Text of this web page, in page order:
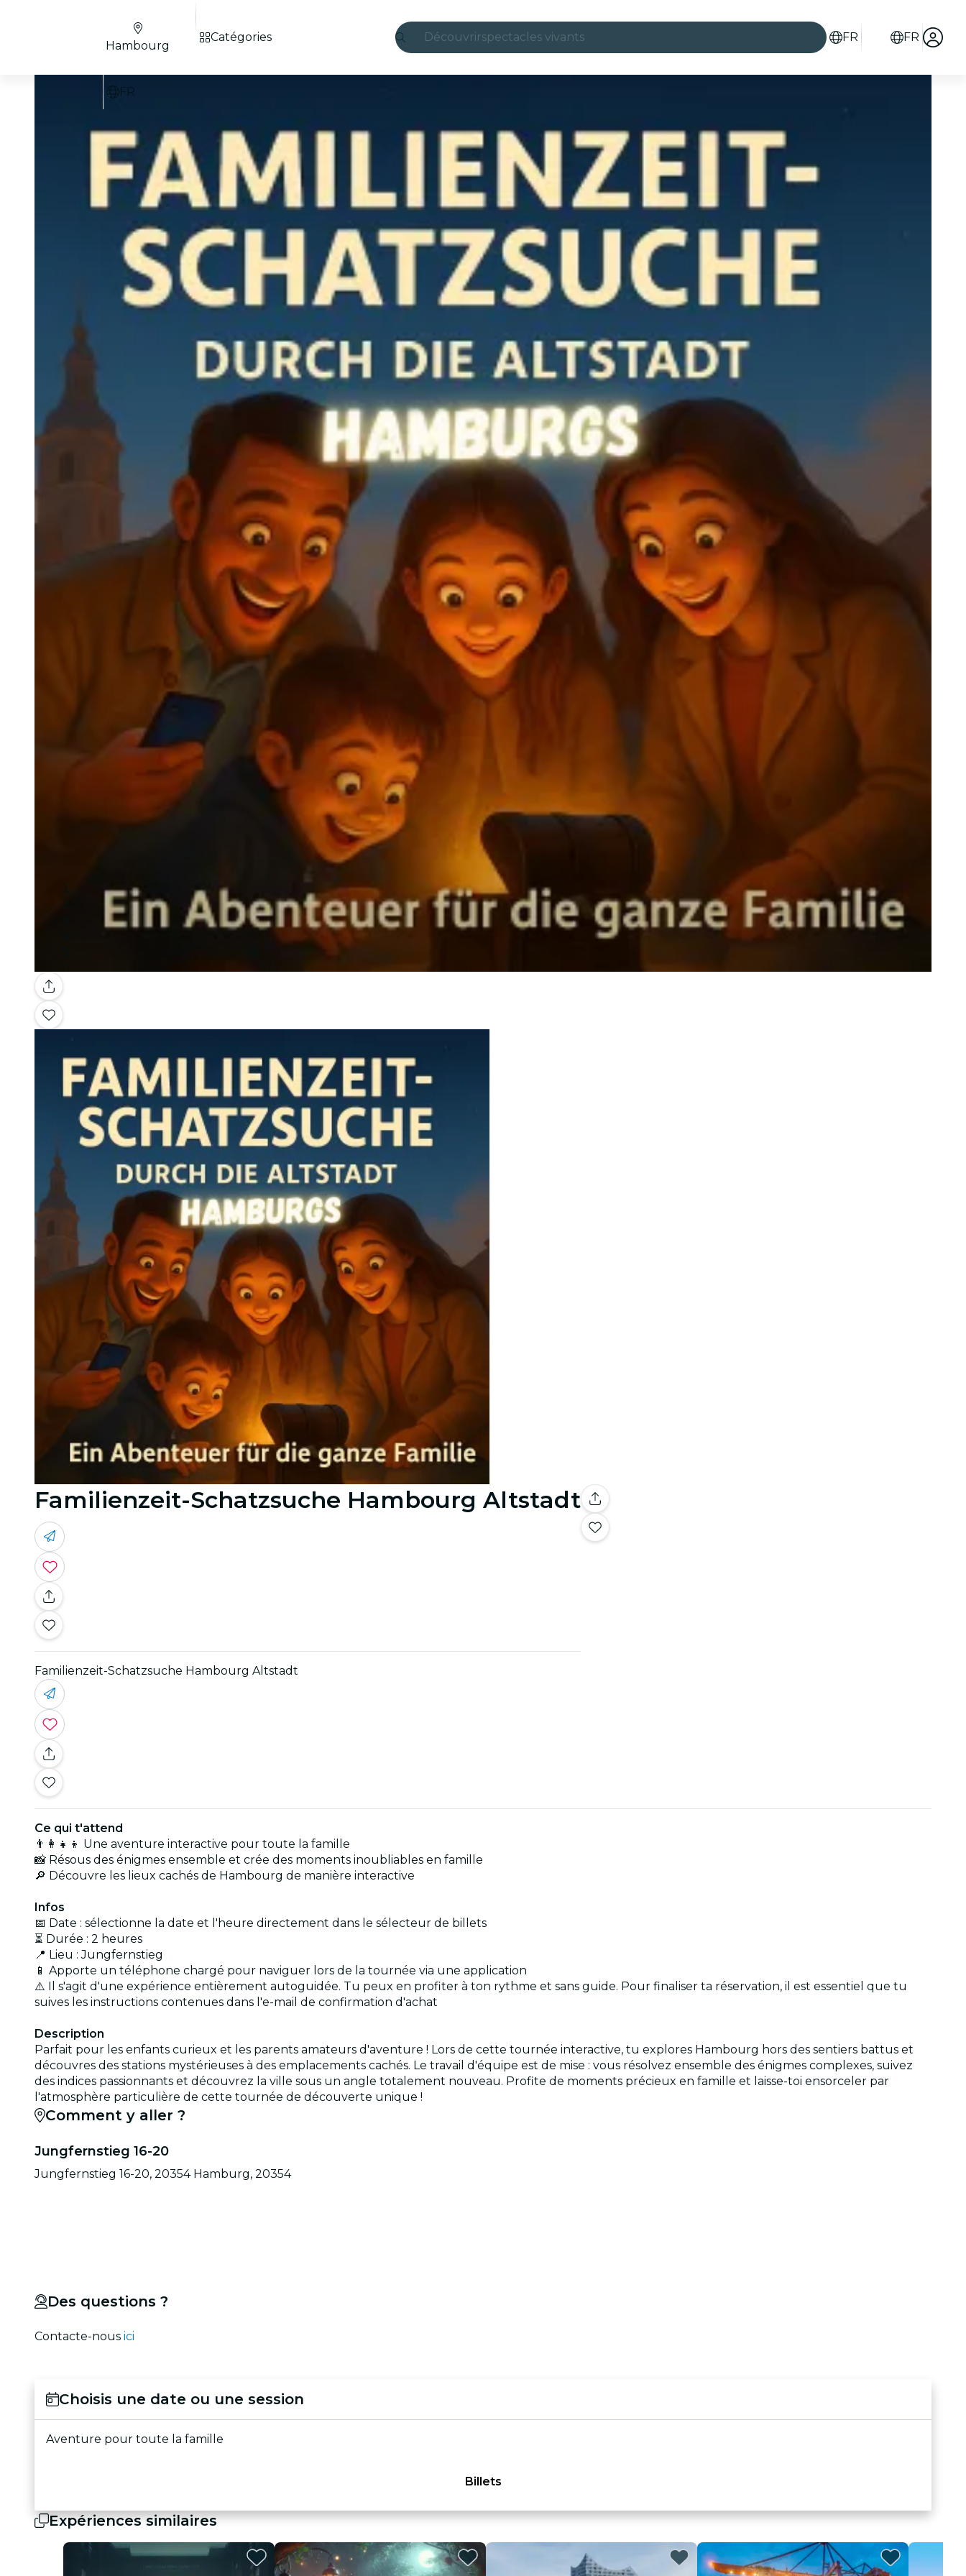
Découvrirspectacles vivants
Londres
expériences et villes
São Paulo
expositions
Séoul
visites urbaines
restaurants
FR FR
Hambourg
FR
Catégories
Galerie
Familienzeit-Schatzsuche Hambourg Altstadt
Familienzeit-Schatzsuche Hambourg Altstadt
Ce qui t'attend
👨‍👩‍👧‍👦 Une aventure interactive pour toute la famille
📸 Résous des énigmes ensemble et crée des moments inoubliables en famille
🔎 Découvre les lieux cachés de Hambourg de manière interactive
Infos
📅 Date : sélectionne la date et l'heure directement dans le sélecteur de billets
⏳ Durée : 2 heures
📍 Lieu : Jungfernstieg
📱 Apporte un téléphone chargé pour naviguer lors de la tournée via une application
⚠️ Il s'agit d'une expérience entièrement autoguidée. Tu peux en profiter à ton rythme et sans guide. Pour finaliser ta réservation, il est essentiel que tu
suives les instructions contenues dans l'e-mail de confirmation d'achat
Description
Parfait pour les enfants curieux et les parents amateurs d'aventure ! Lors de cette tournée interactive, tu explores Hambourg hors des sentiers battus et
découvres des stations mystérieuses à des emplacements cachés. Le travail d'équipe est de mise : vous résolvez ensemble des énigmes complexes, suivez
des indices passionnants et découvrez la ville sous un angle totalement nouveau. Profite de moments précieux en famille et laisse-toi ensorceler par
l'atmosphère particulière de cette tournée de découverte unique !
Comment y aller ?
Jungfernstieg 16-20
Jungfernstieg 16-20, 20354 Hamburg, 20354
Des questions ?
Contacte-nous ici
Choisis une date ou une session
Aventure pour toute la famille
Billets
Expériences similaires